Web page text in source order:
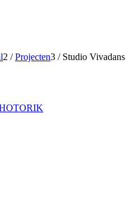
2 / Projecten3 / Studio Vivadans